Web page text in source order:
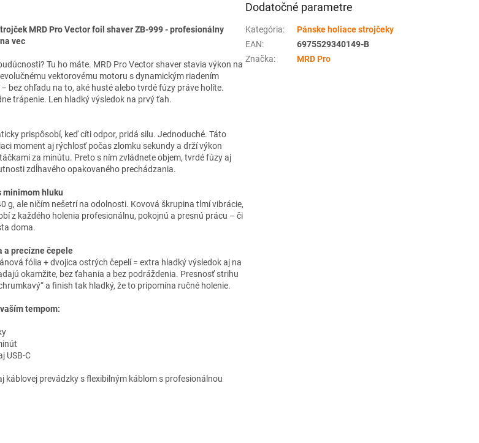
MRD Pro Vector foil shaver ZB-999 - profesionálny
vec
Tu ho máte. MRD Pro Vector shaver stavia výkon na
vektorovému motoru s dynamickým riadením
bez ohľadu na to, aké husté alebo tvrdé fúzy práve holíte.
trápenie. Len hladký výsledok na prvý ťah.
prispôsobí, keď cíti odpor, pridá silu. Jednoduché. Táto
moment aj rýchlosť počas zlomku sekundy a drží výkon
za minútu. Preto s ním zvládnete objem, tvrdé fúzy aj
zdĺhavého opakovaného prechádzania.
minimom hluku
g, ale ničím nešetrí na odolnosti. Kovová škrupina tlmí vibrácie,
z každého holenia profesionálnu, pokojnú a presnú prácu – či
doma.
a precízne čepele
fólia + dvojica ostrých čepelí = extra hladký výsledok aj na
okamžite, bez ťahania a bez podráždenia. Presnosť strihu
a finish tak hladký, že to pripomína ručné holenie.
tempom:
USB-C
káblovej prevádzky s flexibilným káblom s profesionálnou
Dodatočné parametre
Kategória:
Pánske holiace strojčeky
EAN:
6975529340149-B
Značka: MRD Pro